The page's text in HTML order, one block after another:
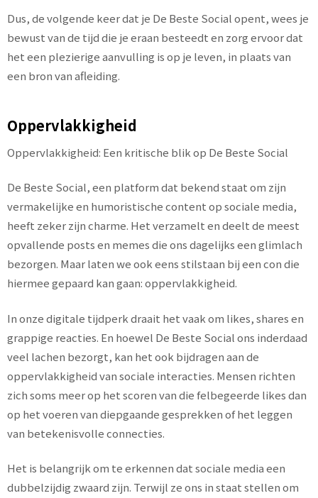
Dus, de volgende keer dat je De Beste Social opent, wees je
bewust van de tijd die je eraan besteedt en zorg ervoor dat
het een plezierige aanvulling is op je leven, in plaats van
een bron van afleiding.
Oppervlakkigheid
Oppervlakkigheid: Een kritische blik op De Beste Social
De Beste Social, een platform dat bekend staat om zijn
vermakelijke en humoristische content op sociale media,
heeft zeker zijn charme. Het verzamelt en deelt de meest
opvallende posts en memes die ons dagelijks een glimlach
bezorgen. Maar laten we ook eens stilstaan bij een con die
hiermee gepaard kan gaan: oppervlakkigheid.
In onze digitale tijdperk draait het vaak om likes, shares en
grappige reacties. En hoewel De Beste Social ons inderdaad
veel lachen bezorgt, kan het ook bijdragen aan de
oppervlakkigheid van sociale interacties. Mensen richten
zich soms meer op het scoren van die felbegeerde likes dan
op het voeren van diepgaande gesprekken of het leggen
van betekenisvolle connecties.
Het is belangrijk om te erkennen dat sociale media een
dubbelzijdig zwaard zijn. Terwijl ze ons in staat stellen om